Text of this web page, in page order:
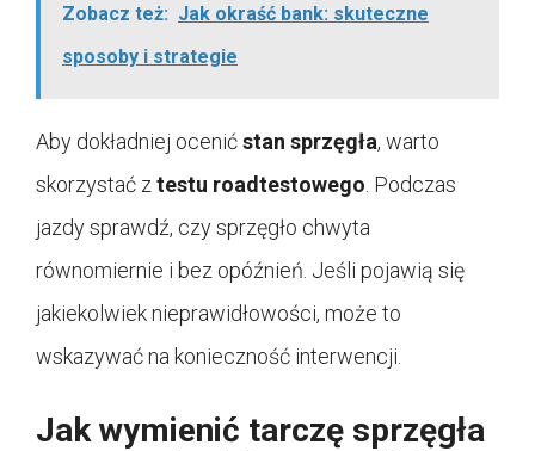
Zobacz też: Jak okraść bank: skuteczne
sposoby i strategie
Aby dokładniej ocenićstan sprzęgła, warto
skorzystać ztestu roadtestowego. Podczas
jazdy sprawdź, czy sprzęgło chwyta
równomiernie i bez opóźnień. Jeśli pojawią się
jakiekolwiek nieprawidłowości, może to
wskazywać na konieczność interwencji.
Jak wymienić tarczę sprzęgła